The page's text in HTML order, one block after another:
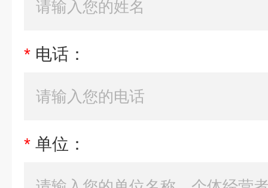
* 电话：
* 单位：